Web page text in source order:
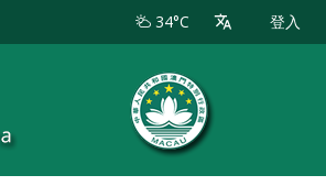
34°C 登入